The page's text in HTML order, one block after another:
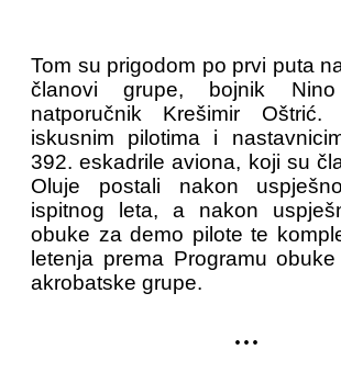
Tom su prigodom po prvi puta
članovi grupe, bojnik
natporučnik Krešimir
iskusnim pilotima i
392. eskadrile aviona, koji su
Oluje postali nakon
ispitnog leta, a nakon
obuke za demo pilote te
letenja prema Programu
akrobatske grupe.
...